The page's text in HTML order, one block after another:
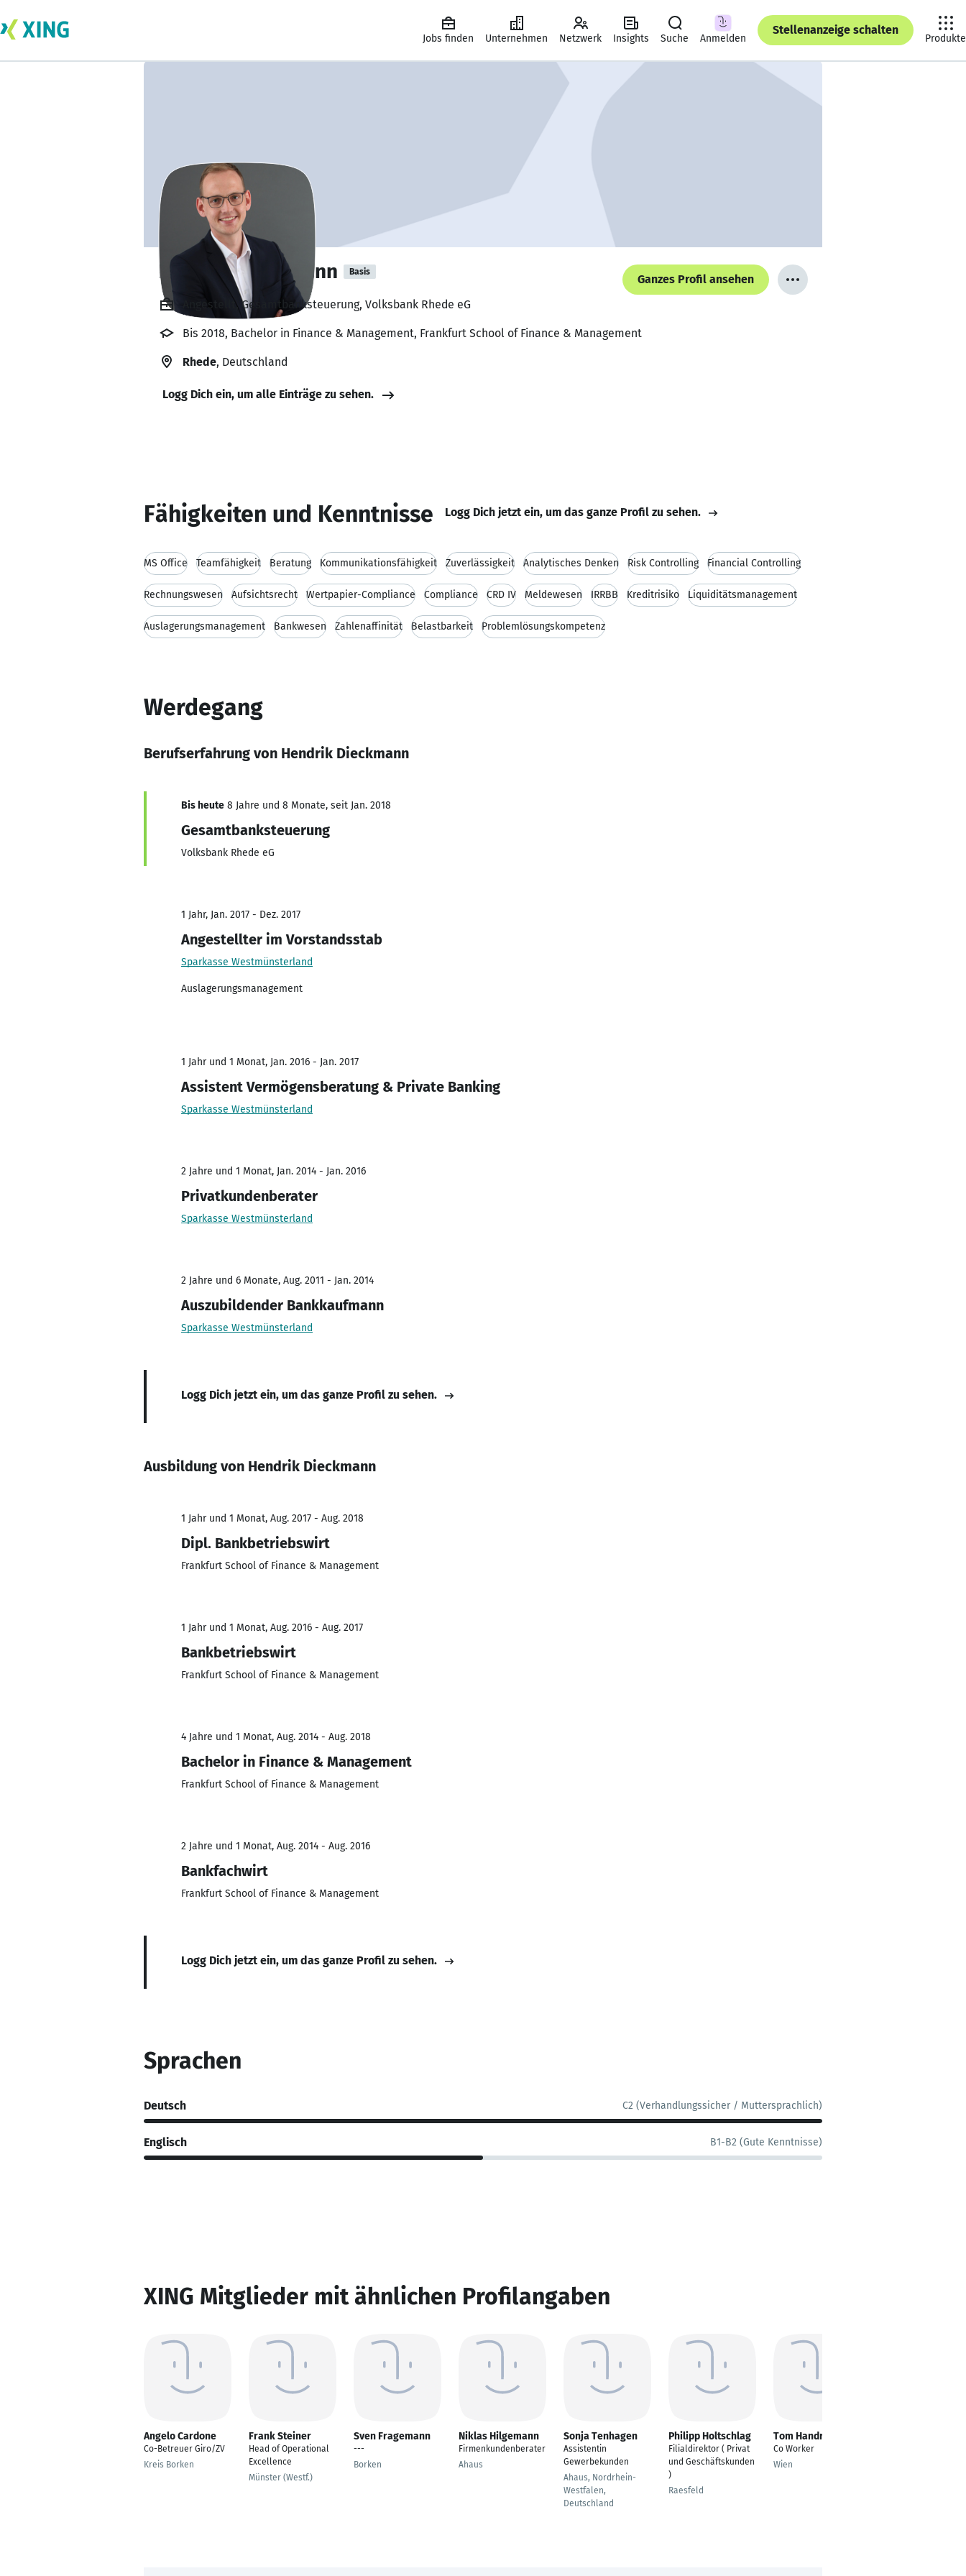
Jobs finden Unternehmen Netzwerk Insights Suche Anmelden
Stellenanzeige schalten
Produkte
Hendrik Dieckmann Basis
Ganzes Profil ansehen
Angestellt, Gesamtbanksteuerung, Volksbank Rhede eG
Bis 2018, Bachelor in Finance & Management, Frankfurt School of Finance & Management
Rhede, Deutschland
Logg Dich ein, um alle Einträge zu sehen.
Fähigkeiten und Kenntnisse Logg Dich jetzt ein, um das ganze Profil zu sehen.
MS Office Teamfähigkeit Beratung Kommunikationsfähigkeit Zuverlässigkeit Analytisches Denken Risk Controlling Financial Controlling
Rechnungswesen Aufsichtsrecht Wertpapier-Compliance Compliance CRD IV Meldewesen IRRBB Kreditrisiko Liquiditätsmanagement
Auslagerungsmanagement Bankwesen Zahlenaffinität Belastbarkeit Problemlösungskompetenz
Werdegang
Berufserfahrung von Hendrik Dieckmann
Bis heute 8 Jahre und 8 Monate, seit Jan. 2018
Gesamtbanksteuerung
Volksbank Rhede eG
1 Jahr, Jan. 2017 - Dez. 2017
Angestellter im Vorstandsstab
Sparkasse Westmünsterland
Auslagerungsmanagement
1 Jahr und 1 Monat, Jan. 2016 - Jan. 2017
Assistent Vermögensberatung & Private Banking
Sparkasse Westmünsterland
2 Jahre und 1 Monat, Jan. 2014 - Jan. 2016
Privatkundenberater
Sparkasse Westmünsterland
2 Jahre und 6 Monate, Aug. 2011 - Jan. 2014
Auszubildender Bankkaufmann
Sparkasse Westmünsterland
Logg Dich jetzt ein, um das ganze Profil zu sehen.
Ausbildung von Hendrik Dieckmann
1 Jahr und 1 Monat, Aug. 2017 - Aug. 2018
Dipl. Bankbetriebswirt
Frankfurt School of Finance & Management
1 Jahr und 1 Monat, Aug. 2016 - Aug. 2017
Bankbetriebswirt
Frankfurt School of Finance & Management
4 Jahre und 1 Monat, Aug. 2014 - Aug. 2018
Bachelor in Finance & Management
Frankfurt School of Finance & Management
2 Jahre und 1 Monat, Aug. 2014 - Aug. 2016
Bankfachwirt
Frankfurt School of Finance & Management
Logg Dich jetzt ein, um das ganze Profil zu sehen.
Sprachen
Deutsch C2 (Verhandlungssicher / Muttersprachlich)
Englisch B1-B2 (Gute Kenntnisse)
XING Mitglieder mit ähnlichen Profilangaben
Angelo Cardone
Co-Betreuer Giro/ZV
Kreis Borken
Frank Steiner
Head of Operational
Excellence
Münster (Westf.)
Sven Fragemann
---
Borken
Niklas Hilgemann
Firmenkundenberater
Ahaus
Sonja Tenhagen
Assistentin
Gewerbekunden
Ahaus, Nordrhein-
Westfalen,
Deutschland
Philipp Holtschlag
Filialdirektor ( Privat
und Geschäftskunden
)
Raesfeld
Tom Handrick
Co Worker
Wien